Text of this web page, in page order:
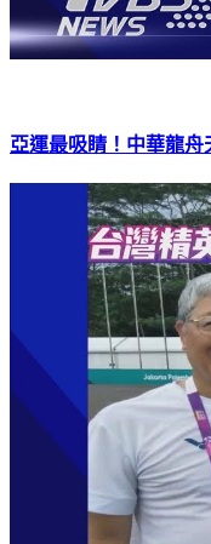
亞運最吸睛！中華龍